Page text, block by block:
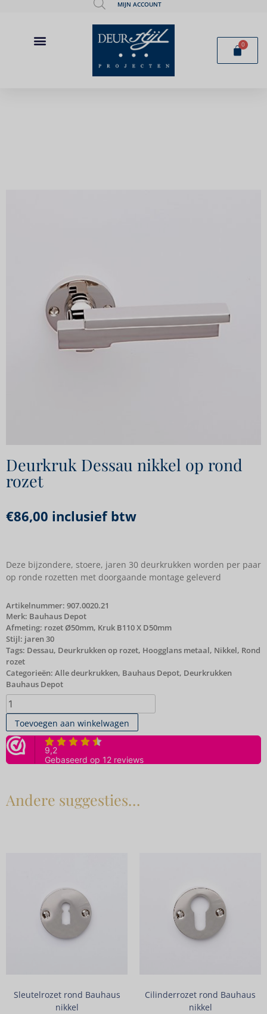
MIJN ACCOUNT
0
Deurkruk Dessau nikkel op rond
rozet
€86,00 inclusief btw
Deze bijzondere, stoere, jaren 30 deurkrukken worden per paar
op ronde rozetten met doorgaande montage geleverd
Artikelnummer: 907.0020.21
Merk: Bauhaus Depot
Afmeting: rozet Ø50mm, Kruk B110 X D50mm
Stijl: jaren 30
Tags: Dessau, Deurkrukken op rozet, Hoogglans metaal, Nikkel, Rond
rozet
Categorieën: Alle deurkrukken, Bauhaus Depot, Deurkrukken
Bauhaus Depot
Toevoegen aan winkelwagen
Andere suggesties…
Sleutelrozet rond Bauhaus
nikkel
Cilinderrozet rond Bauhaus
nikkel